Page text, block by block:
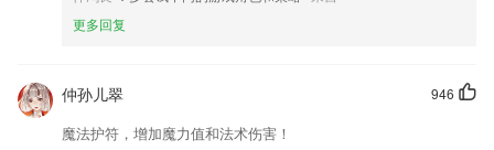
更多回复
946
仲孙儿翠
魔法护符，增加魔力值和法术伤害！